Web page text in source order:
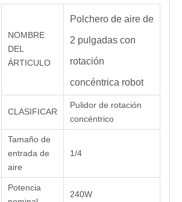
NOMBRE
DEL
ÁRTICULO
Polchero de aire de
2 pulgadas con
rotación
concéntrica robot
CLASIFICAR
Pulidor de rotación
concéntrico
Tamaño de
entrada de
aire
1/4
Potencia
240W